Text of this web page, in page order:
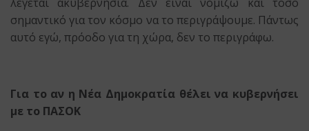
σημαντικό για τον κόσμο να το περιγράψουμε. Πάντως
αυτό εγώ, πρόοδο για τη χώρα, δεν το περιγράφω.
Για το αν η Νέα Δημοκρατία θέλει να κυβερνήσει
με το ΠΑΣΟΚ